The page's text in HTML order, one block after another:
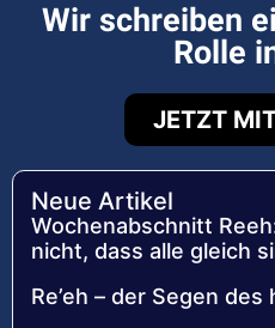
Wir schreiben
Rolle
JETZT
Neue Artikel
Wochenabschnitt
nicht, dass alle gleich
Re’eh – der Segen